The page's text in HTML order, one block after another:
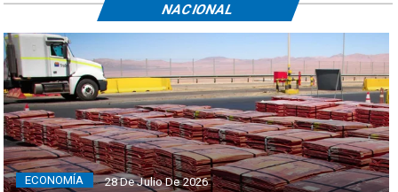
ECONOMÍA 28 De Julio De 2026
NACIONAL